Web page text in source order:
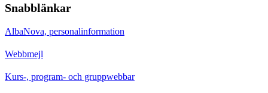
Snabblänkar
AlbaNova, personalinformation
Webbmejl
Kurs-, program- och gruppwebbar